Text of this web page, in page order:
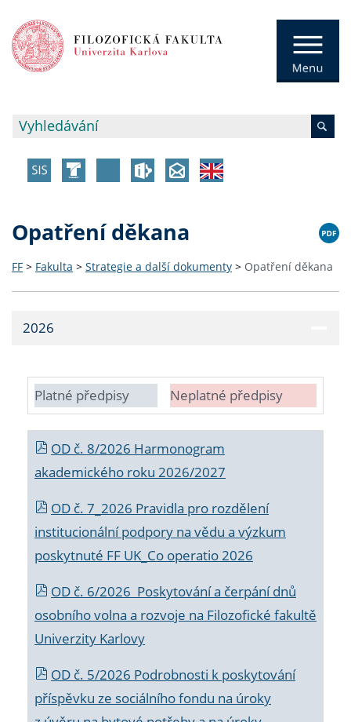
Opatření děkana
FF > Fakulta > Strategie a další dokumenty > Opatření děkana
2026
Platné předpisy Neplatné předpisy
OD č. 8/2026 Harmonogram
akademického roku 2026/2027
OD č. 7_2026 Pravidla pro rozdělení
institucionální podpory na vědu a výzkum
poskytnuté FF UK_Co operatio 2026
OD č. 6/2026 Poskytování a čerpání dnů
osobního volna a rozvoje na Filozofické fakultě
Univerzity Karlovy
OD č. 5/2026 Podrobnosti k poskytování
příspěvku ze sociálního fondu na úroky